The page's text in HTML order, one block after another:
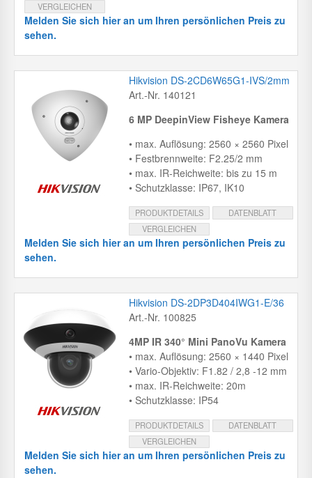
VERGLEICHEN
Melden Sie sich hier an um Ihren persönlichen Preis zu
sehen.
Hikvision DS-2CD6W65G1-IVS/2mm
Art.-Nr. 140121
6 MP DeepinView Fisheye Kamera
• max. Auflösung: 2560 × 2560 Pixel
• Festbrennweite: F2.25/2 mm
• max. IR-Reichweite: bis zu 15 m
• Schutzklasse: IP67, IK10
PRODUKTDETAILS
DATENBLATT
VERGLEICHEN
Melden Sie sich hier an um Ihren persönlichen Preis zu
sehen.
Hikvision DS-2DP3D404IWG1-E/36
Art.-Nr. 100825
4MP IR 340° Mini PanoVu Kamera
• max. Auflösung: 2560 × 1440 Pixel
• Vario-Objektiv: F1.82 / 2,8 -12 mm
• max. IR-Reichweite: 20m
• Schutzklasse: IP54
PRODUKTDETAILS
DATENBLATT
VERGLEICHEN
Melden Sie sich hier an um Ihren persönlichen Preis zu
sehen.